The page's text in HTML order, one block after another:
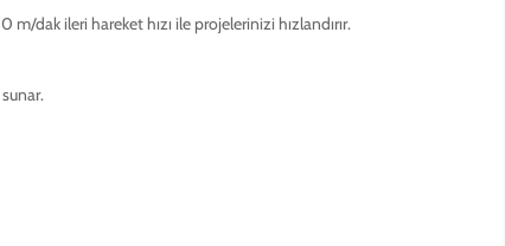
dak ileri hareket hızı ile projelerinizi hızlandırır.